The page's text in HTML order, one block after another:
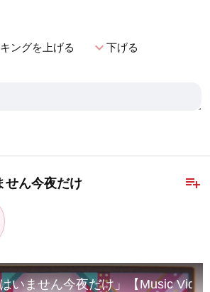
ングを上げる expand_more下げる
playlist_add
せん今夜だけ
いません今夜だけ」【Music